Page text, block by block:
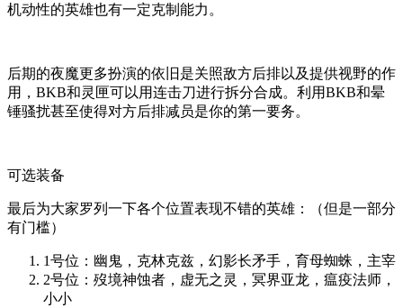
机动性的英雄也有一定克制能力。
后期的夜魔更多扮演的依旧是关照敌方后排以及提供视野的作
用，BKB和灵匣可以用连击刀进行拆分合成。利用BKB和晕
锤骚扰甚至使得对方后排减员是你的第一要务。
可选装备
最后为大家罗列一下各个位置表现不错的英雄：（但是一部分
有门槛）
1号位：幽鬼，克林克兹，幻影长矛手，育母蜘蛛，主宰
2号位：歿境神蚀者，虚无之灵，冥界亚龙，瘟疫法师，
小小